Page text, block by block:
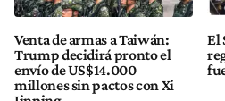
Venta de armas a Taiwán:
Trump decidirá pronto el
envío de US$14.000
millones sin pactos con Xi
El